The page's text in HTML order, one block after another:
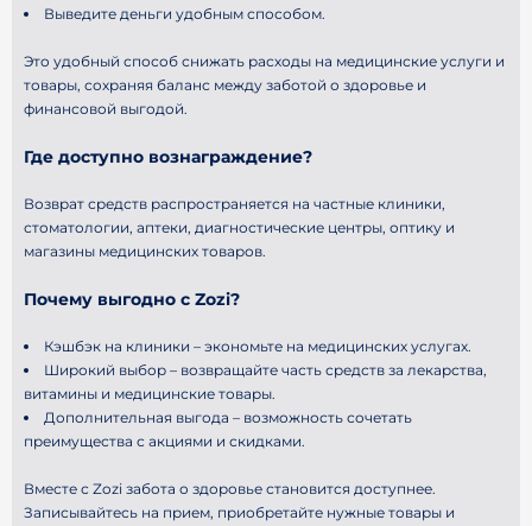
Выведите деньги удобным способом.
Это удобный способ снижать расходы на медицинские услуги и
товары, сохраняя баланс между заботой о здоровье и
финансовой выгодой.
Где доступно вознаграждение?
Возврат средств распространяется на частные клиники,
стоматологии, аптеки, диагностические центры, оптику и
магазины медицинских товаров.
Почему выгодно с Zozi?
Кэшбэк на клиники – экономьте на медицинских услугах.
Широкий выбор – возвращайте часть средств за лекарства,
витамины и медицинские товары.
Дополнительная выгода – возможность сочетать
преимущества с акциями и скидками.
Вместе с Zozi забота о здоровье становится доступнее.
Записывайтесь на прием, приобретайте нужные товары и